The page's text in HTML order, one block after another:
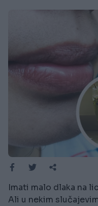
Imati malo dlaka na
Ali u nekim